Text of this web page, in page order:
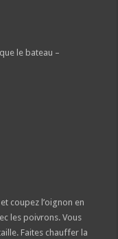
le bateau –
coupez l’oignon en
les poivrons. Vous
Faites chauffer la